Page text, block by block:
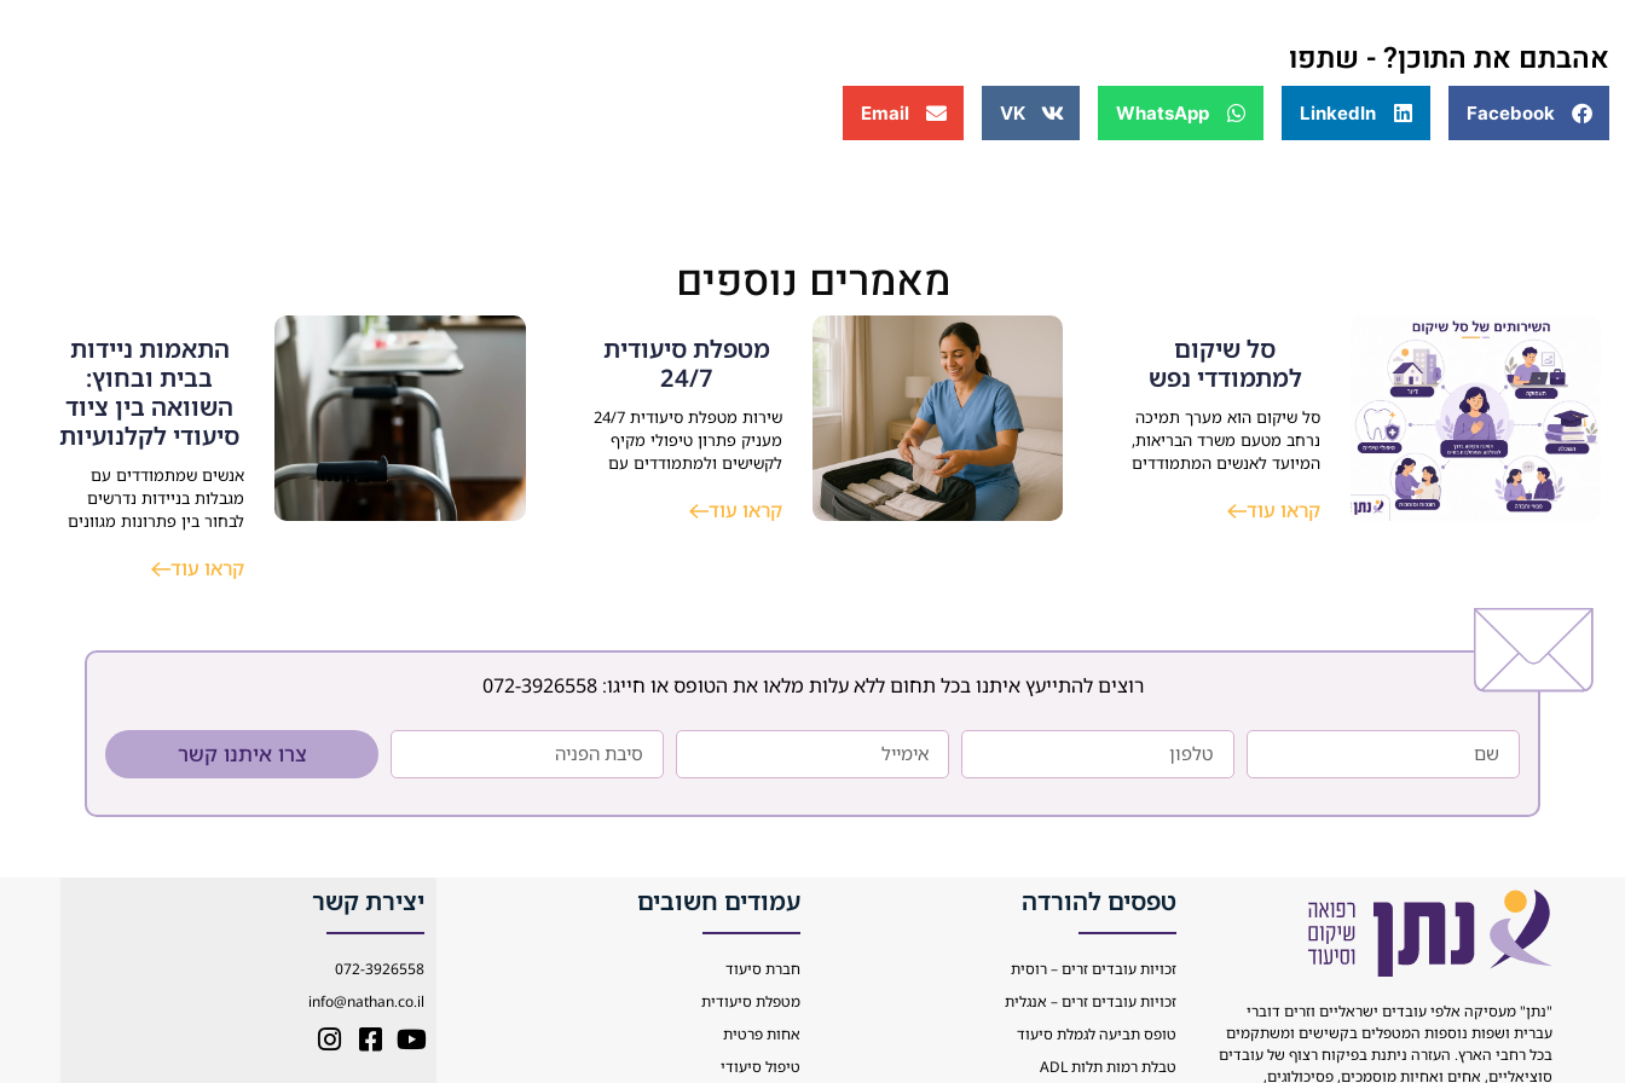
אהבתם את התוכן? - שתפו
Facebook
LinkedIn
WhatsApp
VK
Email
מאמרים נוספים
סל שיקום
למתמודדי נפש
סל שיקום הוא מערך תמיכה
נרחב מטעם משרד הבריאות,
המיועד לאנשים המתמודדים
מ-40% נכות רפואית נפשית
למשתקמים להשתלב
עצמאיים, משמעותיים ומלאי
קראו עוד
מטפלת סיעודית
24/7
שירות מטפלת סיעודית 24/7
מעניק פתרון טיפולי מקיף
לקשישים ולמתמודדים עם
ופרקינסון, המצריכים השגחה
דורשת אבחון רפואי ממוקד
עצמאות, בטיחות ורצף
קראו עוד
התאמות ניידות
בבית ובחוץ:
השוואה בין ציוד
סיעודי לקלנועיות
אנשים שמתמודדים עם
מגבלות בניידות נדרשים
לבחור בין פתרונות מגוונים
ואיכות חיים. הבחירה בין
החיים של המשתמשים.
לתחושת מסוגלות. במקרים
רבים עולה השאלה האם
כדאי להשקיע במכשור
קראו עוד
רוצים להתייעץ איתנו בכל תחום ללא עלות מלאו את הטופס או חייגו:072-3926558
צרו איתנו קשר
"נתן" מעסיקה אלפי עובדים ישראליים וזרים דוברי
עברית ושפות נוספות המטפלים בקשישים ומשתקמים
בכל רחבי הארץ. העזרה ניתנת בפיקוח רצוף של עובדים
סוציאליים, אחים ואחיות מוסמכים, פסיכולוגים,
טפסים להורדה
זכויות עובדים זרים – רוסית
זכויות עובדים זרים – אנגלית
טופס תביעה לגמלת סיעוד
טבלת רמות תלות ADL
עמודים חשובים
חברת סיעוד
מטפלת סיעודית
אחות פרטית
טיפול סיעודי
יצירת קשר
072-3926558
info@nathan.co.il